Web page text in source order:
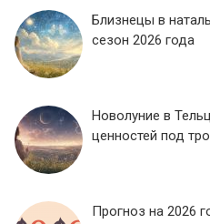
Близнецы в
сезон 2026 года
Новолуние в
ценностей под
Прогноз на 2026